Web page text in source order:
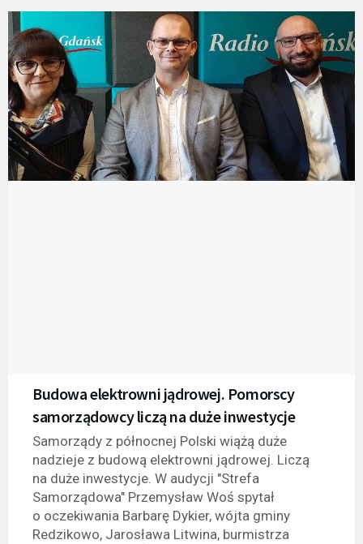
Budowa elektrowni jądrowej. Pomorscy
samorządowcy liczą na duże inwestycje
Samorządy z północnej Polski wiążą duże
nadzieje z budową elektrowni jądrowej. Liczą
na duże inwestycje. W audycji "Strefa
Samorządowa" Przemysław Woś spytał
o oczekiwania Barbarę Dykier, wójta gminy
Redzikowo, Jarosława Litwina, burmistrza